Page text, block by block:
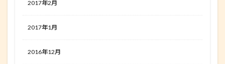
2017年2月
2017年1月
2016年12月